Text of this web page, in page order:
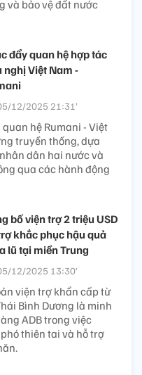
và bảo vệ đất nước
đẩy quan hệ hợp tác
nghị Việt Nam -
12/2025 21:31’
quan hệ Rumani - Việt
truyền thống, dựa
dân hai nước và
qua các hành động
bố viện trợ 2 triệu USD
khắc phục hậu quả
lũ tại miền Trung
12/2025 13:30’
viện trợ khẩn cấp từ
Bình Dương là minh
ADB trong việc
thiên tai và hỗ trợ